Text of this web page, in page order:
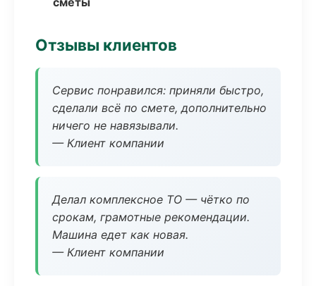
Отзывы клиентов
Сервис понравился: приняли быстро,
сделали всё по смете, дополнительно
ничего не навязывали.
— Клиент компании
Делал комплексное ТО — чётко по
срокам, грамотные рекомендации.
Машина едет как новая.
— Клиент компании